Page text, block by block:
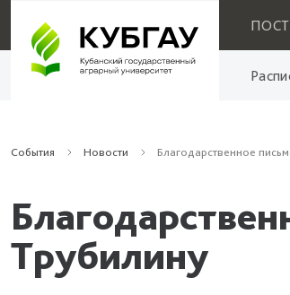
События Новости Благодарственное
Трубилину